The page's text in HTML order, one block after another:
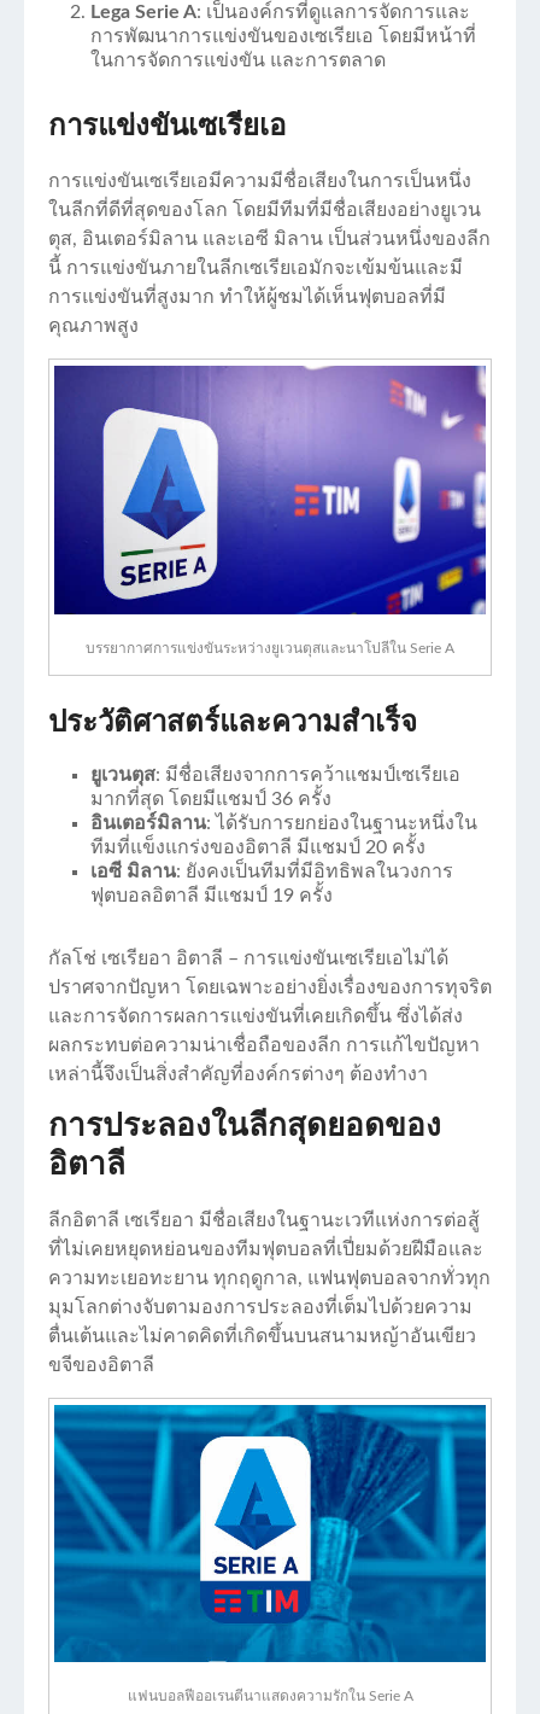
Lega Serie A: เป็นองค์กรที่ดูแลการจัดการและ
การพัฒนาการแข่งขันของเซเรียเอ โดยมีหน้าที่
ในการจัดการแข่งขัน และการตลาด
การแข่งขันเซเรียเอ
การแข่งขันเซเรียเอมีความมีชื่อเสียงในการเป็นหนึ่ง
ในลีกที่ดีที่สุดของโลก โดยมีทีมที่มีชื่อเสียงอย่างยูเวน
ตุส, อินเตอร์มิลาน และเอซี มิลาน เป็นส่วนหนึ่งของลีก
นี้ การแข่งขันภายในลีกเซเรียเอมักจะเข้มข้นและมี
การแข่งขันที่สูงมาก ทำให้ผู้ชมได้เห็นฟุตบอลที่มี
คุณภาพสูง
บรรยากาศการแข่งขันระหว่างยูเวนตุสและนาโปลีใน Serie A
ประวัติศาสตร์และความสำเร็จ
ยูเวนตุส: มีชื่อเสียงจากการคว้าแชมป์เซเรียเอ
มากที่สุด โดยมีแชมป์ 36 ครั้ง
อินเตอร์มิลาน: ได้รับการยกย่องในฐานะหนึ่งใน
ทีมที่แข็งแกร่งของอิตาลี มีแชมป์ 20 ครั้ง
เอซี มิลาน: ยังคงเป็นทีมที่มีอิทธิพลในวงการ
ฟุตบอลอิตาลี มีแชมป์ 19 ครั้ง
กัลโช่ เซเรียอา อิตาลี – การแข่งขันเซเรียเอไม่ได้
ปราศจากปัญหา โดยเฉพาะอย่างยิ่งเรื่องของการทุจริต
และการจัดการผลการแข่งขันที่เคยเกิดขึ้น ซึ่งได้ส่ง
ผลกระทบต่อความน่าเชื่อถือของลีก การแก้ไขปัญหา
เหล่านี้จึงเป็นสิ่งสำคัญที่องค์กรต่างๆ ต้องทำงา
การประลองในลีกสุดยอดของ
อิตาลี
ลีกอิตาลี เซเรียอา มีชื่อเสียงในฐานะเวทีแห่งการต่อสู้
ที่ไม่เคยหยุดหย่อนของทีมฟุตบอลที่เปี่ยมด้วยฝีมือและ
ความทะเยอทะยาน ทุกฤดูกาล, แฟนฟุตบอลจากทั่วทุก
มุมโลกต่างจับตามองการประลองที่เต็มไปด้วยความ
ตื่นเต้นและไม่คาดคิดที่เกิดขึ้นบนสนามหญ้าอันเขียว
ขจีของอิตาลี
แฟนบอลฟีออเรนตีนาแสดงความรักใน Serie A